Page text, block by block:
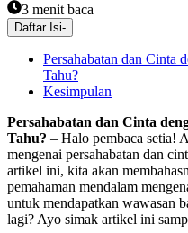
3 menit baca
Daftar Isi-
Persahabatan dan Cinta
Tahu?
Kesimpulan
Persahabatan dan Cinta
Tahu? – Halo pembaca setia!
mengenai persahabatan dan
artikel ini, kita akan
pemahaman mendalam
untuk mendapatkan wawasan
lagi? Ayo simak artikel ini